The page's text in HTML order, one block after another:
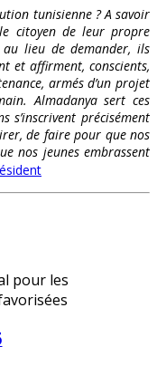
tunisienne ? A savoir
citoyen de leur propre
au lieu de demander, ils
et affirment, conscients,
armés d’un projet
Almadanya sert ces
s’inscrivent précisément
de faire pour que nos
nos jeunes embrassent
pour les